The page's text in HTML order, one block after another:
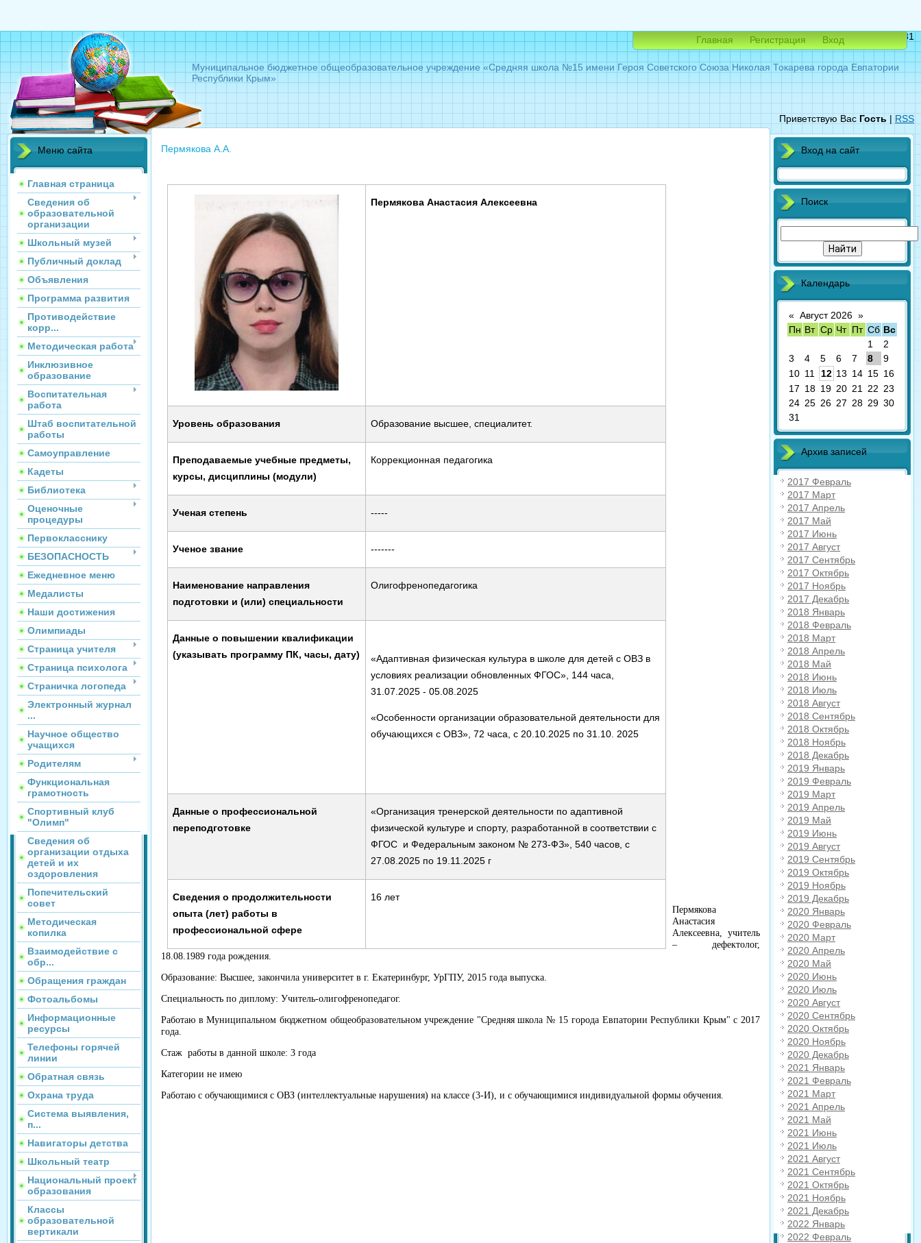
Суббота, 08.08.2026, 13:31
Приветствую Вас Гость | RSS
Муниципальное бюджетное общеобразовательное учреждение «Средняя школа №15 имени Героя Советского Союза Николая Токарева города Евпатории
Республики Крым»
Главная Регистрация Вход
Меню сайта
Главная страница
Сведения об
образовательной
организации
Школьный музей
Публичный доклад
Объявления
Программа развития
Противодействие
корр...
Методическая работа
Инклюзивное
образование
Воспитательная
работа
Штаб воспитательной
работы
Самоуправление
Кадеты
Библиотека
Оценочные
процедуры
Первокласснику
БЕЗОПАСНОСТЬ
Ежедневное меню
Медалисты
Наши достижения
Олимпиады
Страница учителя
Страница психолога
Страничка логопеда
Электронный журнал
...
Научное общество
учащихся
Родителям
Функциональная
грамотность
Спортивный клуб
"Олимп"
Сведения об
организации отдыха
детей и их
оздоровления
Попечительский
совет
Методическая
копилка
Взаимодействие с
обр...
Обращения граждан
Фотоальбомы
Информационные
ресурсы
Телефоны горячей
линии
Обратная связь
Охрана труда
Система выявления,
п...
Навигаторы детства
Школьный театр
Национальный проект
образования
Классы
образовательной
вертикали
Пермякова А.А.
Пермякова Анастасия Алексеевна
Уровень образования Образование высшее, специалитет.
Преподаваемые учебные предметы,
курсы, дисциплины (модули)
Коррекционная педагогика
Ученая степень -----
Ученое звание -------
Наименование направления
подготовки и (или) специальности
Олигофренопедагогика
Данные о повышении квалификации
(указывать программу ПК, часы, дату)
«Адаптивная физическая культура в школе для детей с ОВЗ в
условиях реализации обновленных ФГОС», 144 часа,
31.07.2025 - 05.08.2025
«Особенности организации образовательной деятельности для
обучающихся с ОВЗ», 72 часа, с 20.10.2025 по 31.10. 2025
Данные о профессиональной
переподготовке
«Организация тренерской деятельности по адаптивной
физической культуре и спорту, разработанной в соответствии с
ФГОС и Федеральным законом № 273-ФЗ», 540 часов, с
27.08.2025 по 19.11.2025 г
Сведения о продолжительности
опыта (лет) работы в
профессиональной сфере
16 лет
Пермякова
Анастасия
Алексеевна, учитель
– дефектолог,
18.08.1989 года рождения.
Образование: Высшее, закончила университет в г. Екатеринбург, УрГПУ, 2015 года выпуска.
Специальность по диплому: Учитель-олигофренопедагог.
Работаю в Муниципальном бюджетном общеобразовательном учреждение "Средняя школа № 15 города Евпатории Республики Крым" с 2017
года.
Стаж работы в данной школе: 3 года
Категории не имею
Работаю с обучающимися с ОВЗ (интеллектуальные нарушения) на классе (3-И), и с обучающимися индивидуальной формы обучения.
Вход на сайт
Поиск
Календарь
« Август 2026 »
Пн Вт Ср Чт Пт Сб Вс
1
2
3
4 5 6 7 8
9
10 11 12 13 14 15 16
17 18 19 20 21 22 23
24 25 26 27 28 29 30
31
Архив записей
2017 Февраль
2017 Март
2017 Апрель
2017 Май
2017 Июнь
2017 Август
2017 Сентябрь
2017 Октябрь
2017 Ноябрь
2017 Декабрь
2018 Январь
2018 Февраль
2018 Март
2018 Апрель
2018 Май
2018 Июнь
2018 Июль
2018 Август
2018 Сентябрь
2018 Октябрь
2018 Ноябрь
2018 Декабрь
2019 Январь
2019 Февраль
2019 Март
2019 Апрель
2019 Май
2019 Июнь
2019 Август
2019 Сентябрь
2019 Октябрь
2019 Ноябрь
2019 Декабрь
2020 Январь
2020 Февраль
2020 Март
2020 Апрель
2020 Май
2020 Июнь
2020 Июль
2020 Август
2020 Сентябрь
2020 Октябрь
2020 Ноябрь
2020 Декабрь
2021 Январь
2021 Февраль
2021 Март
2021 Апрель
2021 Май
2021 Июнь
2021 Июль
2021 Август
2021 Сентябрь
2021 Октябрь
2021 Ноябрь
2021 Декабрь
2022 Январь
2022 Февраль